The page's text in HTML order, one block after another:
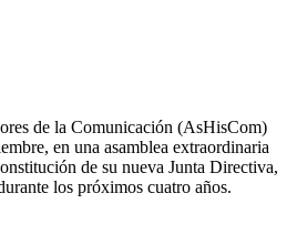
de la Comunicación (AsHisCom)
en una asamblea extraordinaria
de su nueva Junta Directiva,
los próximos cuatro años.